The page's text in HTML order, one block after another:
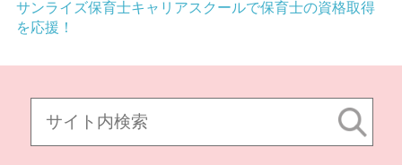
サンライズ保育士キャリアスクールで保育士の資格取得
を応援！